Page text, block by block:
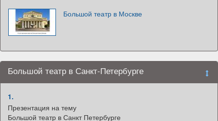
Большой театр в Москве
Большой театр в Санкт-Петербурге
1.
Презентация на тему
Большой театр в Санкт Петербурге